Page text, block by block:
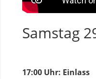
Samstag
17:00 Uhr: Einlass